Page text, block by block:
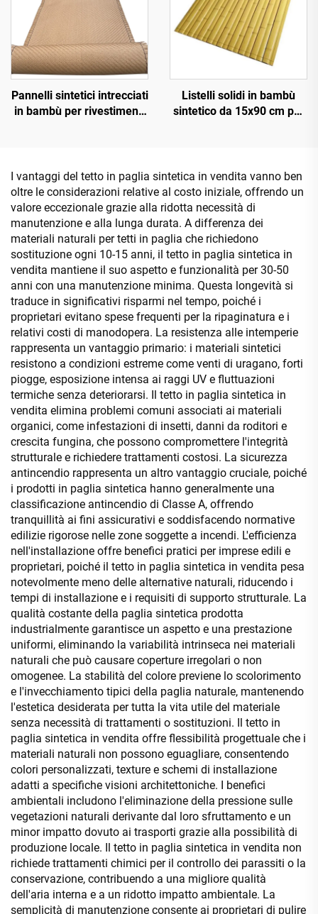
Pannelli sintetici intrecciati
in bambù per rivestimenti
Listelli solidi in bambù
sintetico da 15x90 cm per
I vantaggi del tetto in paglia sintetica in vendita vanno ben
oltre le considerazioni relative al costo iniziale, offrendo un
valore eccezionale grazie alla ridotta necessità di
manutenzione e alla lunga durata. A differenza dei
materiali naturali per tetti in paglia che richiedono
sostituzione ogni 10-15 anni, il tetto in paglia sintetica in
vendita mantiene il suo aspetto e funzionalità per 30-50
anni con una manutenzione minima. Questa longevità si
traduce in significativi risparmi nel tempo, poiché i
proprietari evitano spese frequenti per la ripaginatura e i
relativi costi di manodopera. La resistenza alle intemperie
rappresenta un vantaggio primario: i materiali sintetici
resistono a condizioni estreme come venti di uragano, forti
piogge, esposizione intensa ai raggi UV e fluttuazioni
termiche senza deteriorarsi. Il tetto in paglia sintetica in
vendita elimina problemi comuni associati ai materiali
organici, come infestazioni di insetti, danni da roditori e
crescita fungina, che possono compromettere l'integrità
strutturale e richiedere trattamenti costosi. La sicurezza
antincendio rappresenta un altro vantaggio cruciale, poiché
i prodotti in paglia sintetica hanno generalmente una
classificazione antincendio di Classe A, offrendo
tranquillità ai fini assicurativi e soddisfacendo normative
edilizie rigorose nelle zone soggette a incendi. L'efficienza
nell'installazione offre benefici pratici per imprese edili e
proprietari, poiché il tetto in paglia sintetica in vendita pesa
notevolmente meno delle alternative naturali, riducendo i
tempi di installazione e i requisiti di supporto strutturale. La
qualità costante della paglia sintetica prodotta
industrialmente garantisce un aspetto e una prestazione
uniformi, eliminando la variabilità intrinseca nei materiali
naturali che può causare coperture irregolari o non
omogenee. La stabilità del colore previene lo scolorimento
e l'invecchiamento tipici della paglia naturale, mantenendo
l'estetica desiderata per tutta la vita utile del materiale
senza necessità di trattamenti o sostituzioni. Il tetto in
paglia sintetica in vendita offre flessibilità progettuale che i
materiali naturali non possono eguagliare, consentendo
colori personalizzati, texture e schemi di installazione
adatti a specifiche visioni architettoniche. I benefici
ambientali includono l'eliminazione della pressione sulle
vegetazioni naturali derivante dal loro sfruttamento e un
minor impatto dovuto ai trasporti grazie alla possibilità di
produzione locale. Il tetto in paglia sintetica in vendita non
richiede trattamenti chimici per il controllo dei parassiti o la
conservazione, contribuendo a una migliore qualità
dell'aria interna e a un ridotto impatto ambientale. La
semplicità di manutenzione consente ai proprietari di pulire